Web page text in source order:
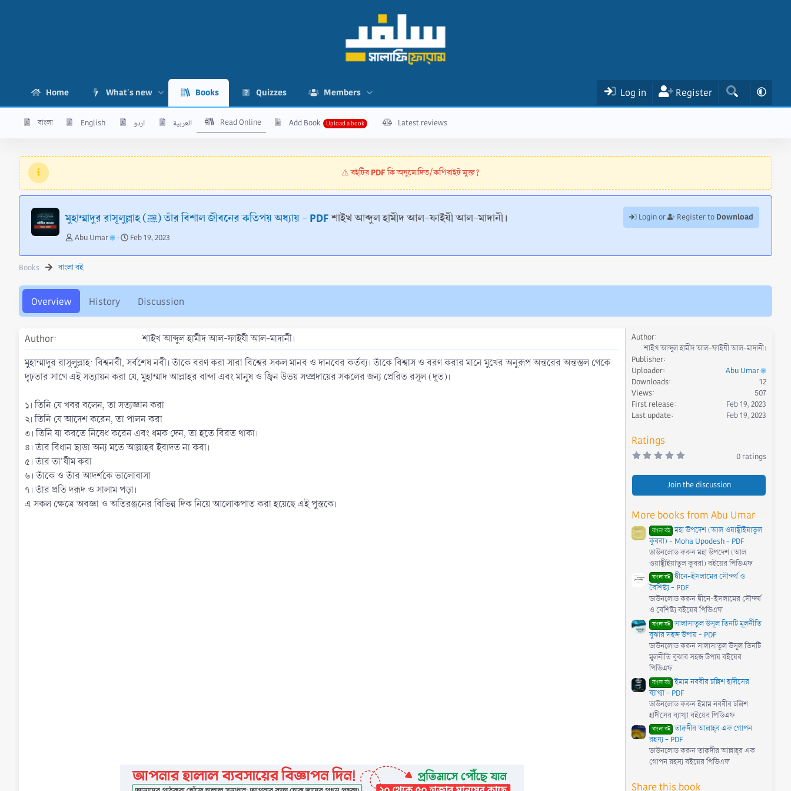
Home What's new Books Quizzes Members Log in Register
বাংলা English اردو العربية Read Online Add Book Latest reviews
⚠️বইটির PDF কি অনুমোদিত/কপিরাইট মুক্ত?
মুহাম্মাদুর রাসূলুল্লাহ (ﷺ) তাঁর বিশাল জীবনের কতিপয় অধ্যায় - PDFশাইখ আব্দুল হামীদ আল-ফাইযী আল-মাদানী। Login or Register to Download
A
t
h
Abu Umar
C
e
n
t
e
Feb 19, 2023
Books বাংলা বই
Overview History Discussion
Author
শাইখ আব্দুল হামীদ আল-ফাইযী আল-মাদানী।
মুহাম্মাদুর রাসূলুল্লাহ: বিশ্বনবী, সর্বশেষ নবী। তাঁকে বরণ করা সারা বিশ্বের সকল মানব ও দানবের কর্তব্য। তাঁকে বিশ্বাস ও বরণ করার মানে মুখের অনুরূপ অন্তরের অন্তস্তল থেকে
দৃঢ়তার সাথে এই সত্যায়ন করা যে, মুহাম্মাদ আল্লাহর বান্দা এবং মানুষ ও জ্বিন উভয় সম্প্রদায়ের সকলের জন্য প্রেরিত রসূল (দূত)।
১। তিনি যে খবর বলেন, তা সত্যজ্ঞান করা
২। তিনি যে আদেশ করেন, তা পালন করা
৩। তিনি যা করতে নিষেধ করেন এবং ধমক দেন, তা হতে বিরত থাকা।
৪। তাঁর বিধান ছাড়া অন্য মতে আল্লাহর ইবাদত না করা।
৫। তাঁর তা'যীম করা
৬। তাঁকে ও তাঁর আদর্শকে ভালোবাসা
৭। তাঁর প্রতি দরূদ ও সালাম পড়া।
এ সকল ক্ষেত্রে অবজ্ঞা ও অতিরঞ্জনের বিভিন্ন দিক নিয়ে আলোকপাত করা হয়েছে এই পুস্তকে।
Author
শাইখ আব্দুল হামীদ আল-ফাইযী আল-মাদানী।
Publisher
Uploader
Abu Umar
Downloads
12
Views
507
First release
Feb 19, 2023
Last update
Feb 19, 2023
Ratings
0
0
s
(
s
)
0 ratings
Join the discussion
More books from Abu Umar
বাংলা বই মহা উপদেশ (আল ওয়াছ্বীইয়াতুল
কুবরা) - Moha Upodesh - PDF
ডাউনলোড করুন মহা উপদেশ (আল
ওয়াছ্বীইয়াতুল কুবরা) বইয়ের পিডিএফ
বাংলা বই দ্বীনে-ইসলামের সৌন্দর্য ও
বৈশিষ্ট্য - PDF
ডাউনলোড করুন দ্বীনে-ইসলামের সৌন্দর্য
ও বৈশিষ্ট্য বইয়ের পিডিএফ
বাংলা বই সালাসাতুল উসূল তিনটি মূলনীতি
বুঝার সহজ উপায় - PDF
ডাউনলোড করুন সালাসাতুল উসূল তিনটি
মূলনীতি বুঝার সহজ উপায় বইয়ের
পিডিএফ
বাংলা বই ইমাম নববীর চল্লিশ হাদীসের
ব্যাখ্যা - PDF
ডাউনলোড করুন ইমাম নববীর চল্লিশ
হাদীসের ব্যাখ্যা বইয়ের পিডিএফ
বাংলা বই তাক্বদীর আল্লাহ্‌র এক গোপন
রহস্য - PDF
ডাউনলোড করুন তাক্বদীর আল্লাহ্‌র এক
গোপন রহস্য বইয়ের পিডিএফ
Share this book